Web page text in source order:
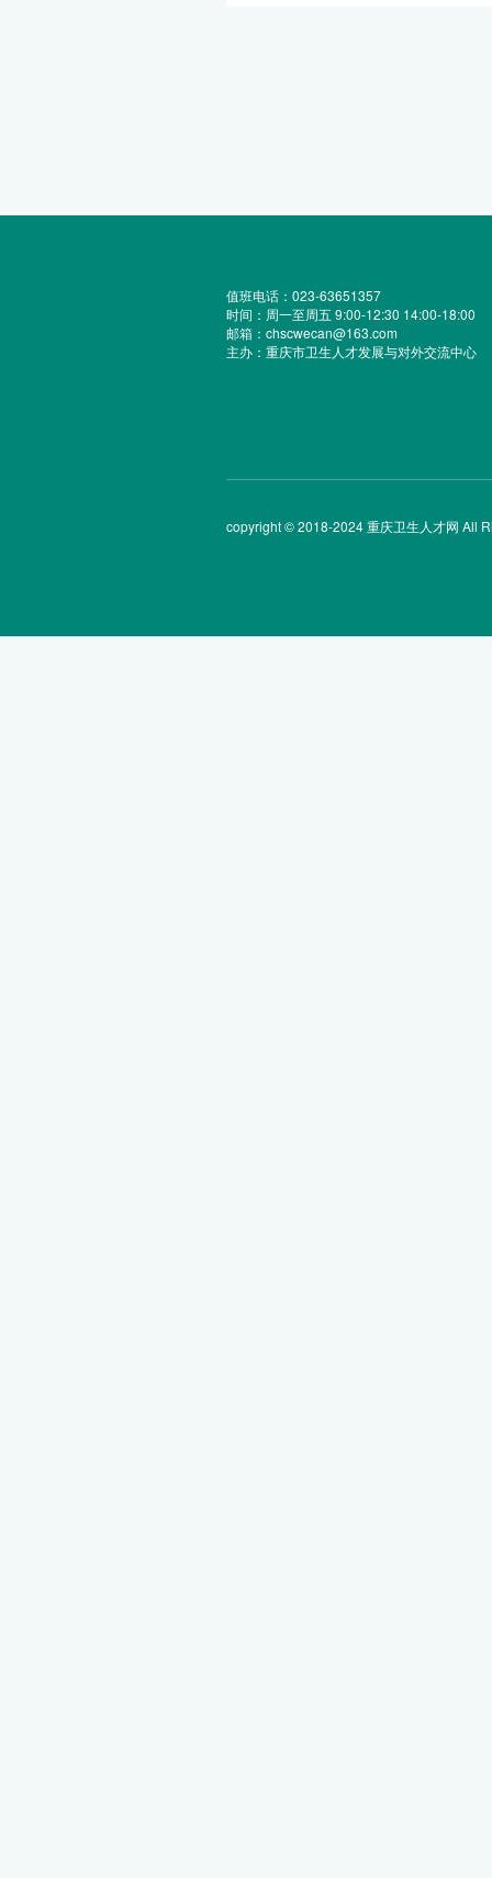
值班电话：023-63651357
时间：周一至周五 9:00-12:30 14:00-18:00
邮箱：chscwecan@163.com
主办：重庆市卫生人才发展与对外交流中心
copyright © 2018-2024 重庆卫生人才网 All